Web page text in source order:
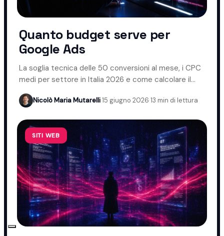
Quanto budget serve per
Google Ads
La soglia tecnica delle 50 conversioni al mese, i CPC
medi per settore in Italia 2026 e come calcolare il
Nicolò Maria Mutarelli·15 giugno 2026·13 min di lettura
SITI WEB